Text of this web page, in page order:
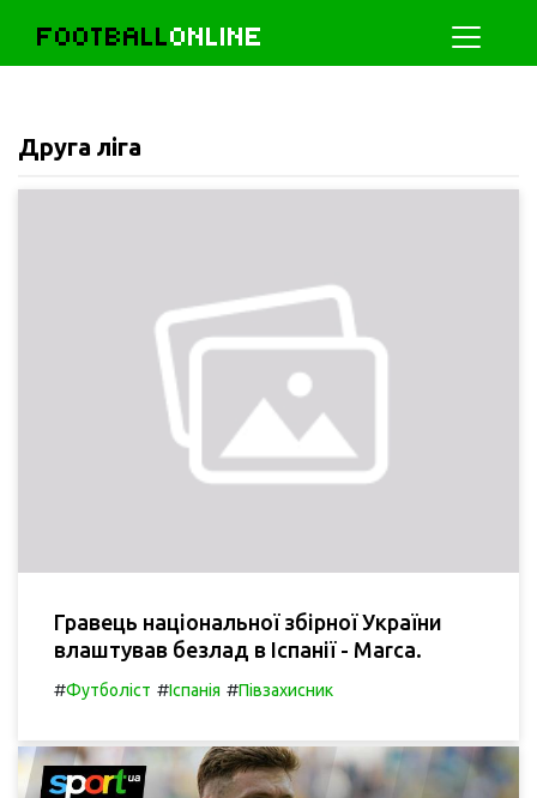
FOOTBALLONLINE
Друга ліга
Гравець національної збірної України
влаштував безлад в Іспанії - Marca.
#Футболіст #Іспанія #Півзахисник